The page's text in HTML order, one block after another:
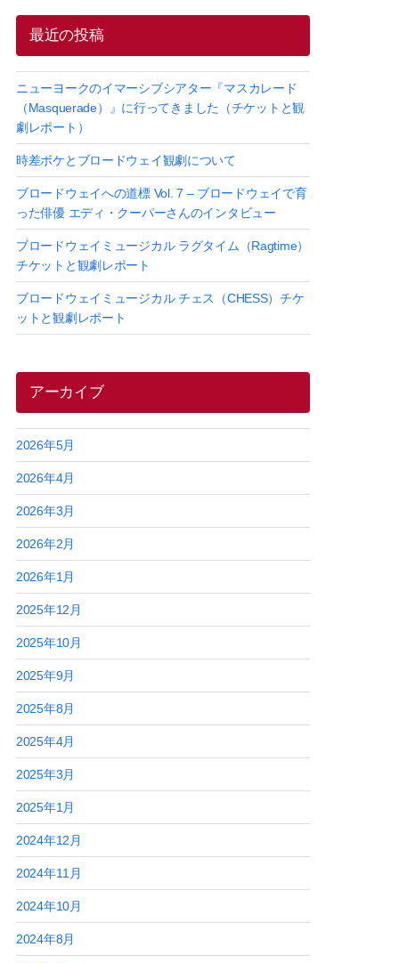
最近の投稿
ニューヨークのイマーシブシアター『マスカレード
（Masquerade）』に行ってきました（チケットと観
劇レポート）
時差ボケとブロードウェイ観劇について
ブロードウェイへの道標 Vol. 7 – ブロードウェイで育
った俳優 エディ・クーパーさんのインタビュー
ブロードウェイミュージカル ラグタイム（Ragtime）
チケットと観劇レポート
ブロードウェイミュージカル チェス（CHESS）チケ
ットと観劇レポート
アーカイブ
2026年5月
2026年4月
2026年3月
2026年2月
2026年1月
2025年12月
2025年10月
2025年9月
2025年8月
2025年4月
2025年3月
2025年1月
2024年12月
2024年11月
2024年10月
2024年8月